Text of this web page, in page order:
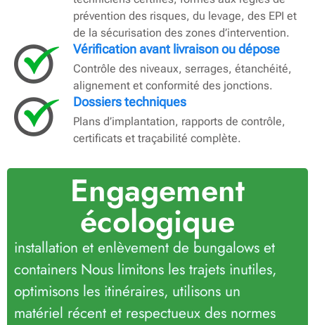
prévention des risques, du levage, des EPI et
de la sécurisation des zones d’intervention.
Vérification avant livraison ou dépose
Contrôle des niveaux, serrages, étanchéité,
alignement et conformité des jonctions.
Dossiers techniques
Plans d’implantation, rapports de contrôle,
certificats et traçabilité complète.
Engagement
écologique
installation et enlèvement de bungalows et
containers Nous limitons les trajets inutiles,
optimisons les itinéraires, utilisons un
matériel récent et respectueux des normes